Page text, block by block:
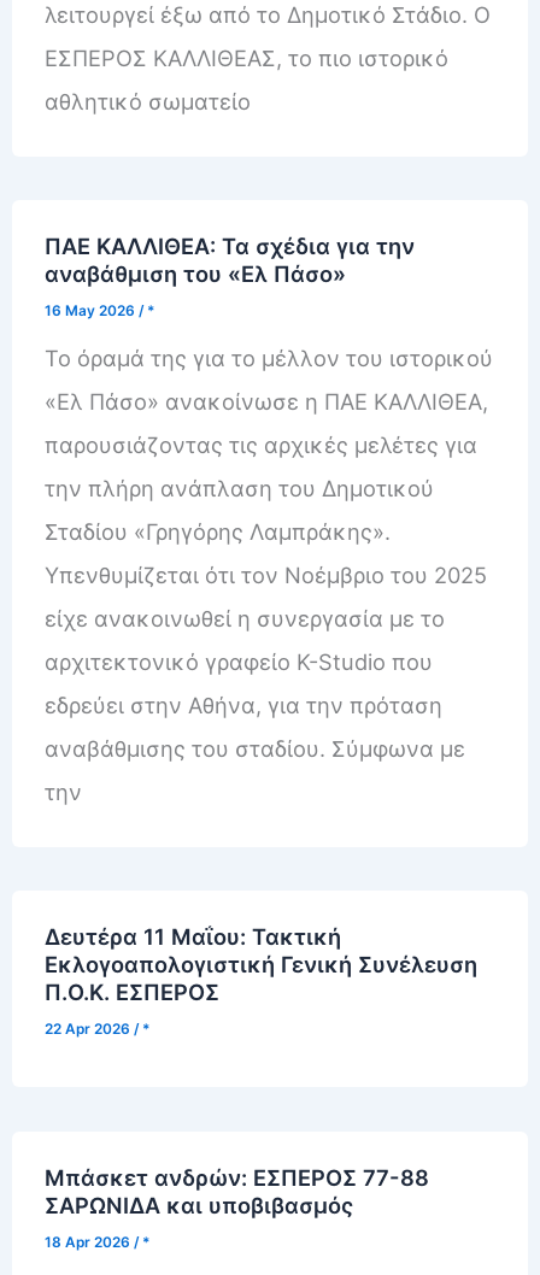
λειτουργεί έξω από το Δημοτικό Στάδιο. Ο
ΕΣΠΕΡΟΣ ΚΑΛΛΙΘΕΑΣ, το πιο ιστορικό
αθλητικό σωματείο
ΠΑΕ ΚΑΛΛΙΘΕΑ: Τα σχέδια για την
αναβάθμιση του «Ελ Πάσο»
16 May 2026/ *
Το όραμά της για το μέλλον του ιστορικού
«Ελ Πάσο» ανακοίνωσε η ΠΑΕ ΚΑΛΛΙΘΕΑ,
παρουσιάζοντας τις αρχικές μελέτες για
την πλήρη ανάπλαση του Δημοτικού
Σταδίου «Γρηγόρης Λαμπράκης».
Υπενθυμίζεται ότι τον Νοέμβριο του 2025
είχε ανακοινωθεί η συνεργασία με το
αρχιτεκτονικό γραφείο K-Studio που
εδρεύει στην Αθήνα, για την πρόταση
αναβάθμισης του σταδίου. Σύμφωνα με
την
Δευτέρα 11 Μαΐου: Τακτική
Εκλογοαπολογιστική Γενική Συνέλευση
Π.Ο.Κ. ΕΣΠΕΡΟΣ
22 Apr 2026/ *
Μπάσκετ ανδρών: ΕΣΠΕΡΟΣ 77-88
ΣΑΡΩΝΙΔΑ και υποβιβασμός
18 Apr 2026/ *